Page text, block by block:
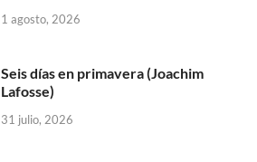
1 agosto, 2026
Seis días en primavera (Joachim
Lafosse)
31 julio, 2026